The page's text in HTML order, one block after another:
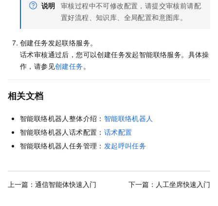
说明 审核过程中不可修改配置，请提交审核前请配
置好流程、知识库、全局配置和意图库。
创建任务发起联络服务。
话术审核通过后，您可以创建任务发起智能联络服务。具体操
作，请参见创建任务。
相关文档
智能联络机器人整体介绍： 智能联络机器人
智能联络机器人话术配置： 话术配置
智能联络机器人任务管理： 发起呼叫任务
上一篇： 通信智能体快速入门 下一篇： 人工坐席快速入门